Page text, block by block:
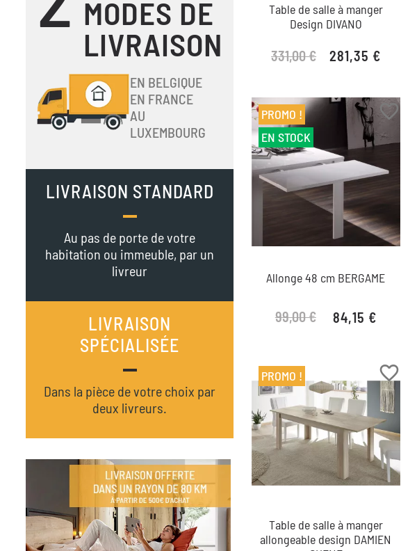
MODES DE
LIVRAISON
EN BELGIQUE
EN FRANCE
AU
LUXEMBOURG
LIVRAISON STANDARD
Au pas de porte de votre
habitation ou immeuble, par un
livreur
LIVRAISON
SPÉCIALISÉE
Dans la pièce de votre choix par
deux livreurs.
Table de salle à manger
Design DIVANO
Prix de base
331,00 € Prix
281,35 €
favorite_border
Allonge 48 cm BERGAME
Prix de base
99,00 € Prix
84,15 €
PROMO !
EN STOCK
favorite_border
Table de salle à manger
allongeable design DAMIEN
PROMO !